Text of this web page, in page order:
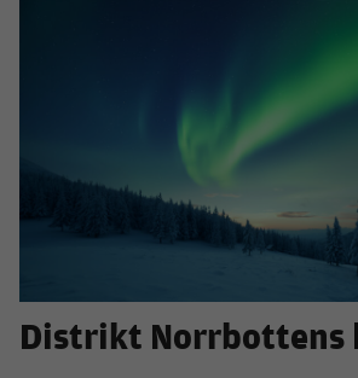
Distrikt Norrbottens